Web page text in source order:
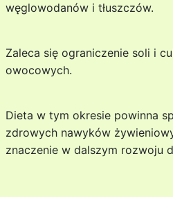
węglowodanów i tłuszczów.
Zaleca się ograniczenie soli i
owocowych.
Dieta w tym okresie powinna
zdrowych nawyków
znaczenie w dalszym rozwoju